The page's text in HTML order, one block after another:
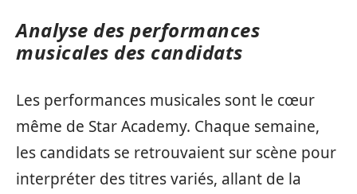
Analyse des performances
musicales des candidats
Les performances musicales sont le cœur
même de Star Academy. Chaque semaine,
les candidats se retrouvaient sur scène pour
interpréter des titres variés, allant de la